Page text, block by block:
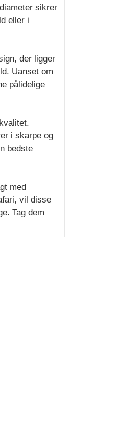
sikrer
eller i
der ligger
Uanset om
pålidelige
i skarpe og
bedste
med
vil disse
Tag dem